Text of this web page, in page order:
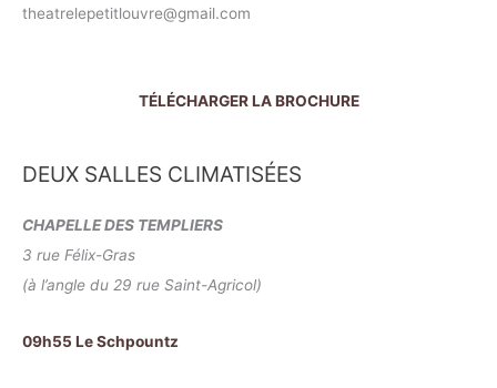
theatrelepetitlouvre@gmail.com
TÉLÉCHARGER LA BROCHURE
DEUX SALLES CLIMATISÉES
CHAPELLE DES TEMPLIERS
3 rue Félix-Gras
(à l’angle du 29 rue Saint-Agricol)
09h55 Le Schpountz